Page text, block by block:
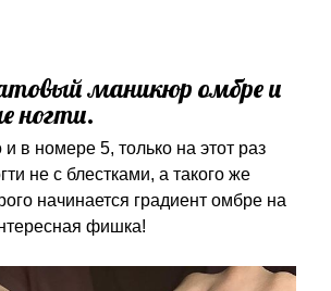
маникюр омбре и
ногти.
в номере 5, только на этот раз
не с блестками, а такого же
начинается градиент омбре на
фишка!